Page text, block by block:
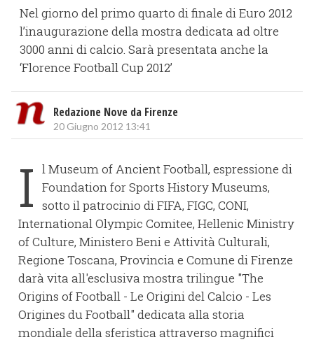
Nel giorno del primo quarto di finale di Euro 2012
l’inaugurazione della mostra dedicata ad oltre
3000 anni di calcio. Sarà presentata anche la
‘Florence Football Cup 2012’
Redazione Nove da Firenze
20 Giugno 2012 13:41
I l Museum of Ancient Football, espressione di
Foundation for Sports History Museums,
sotto il patrocinio di FIFA, FIGC, CONI,
International Olympic Comitee, Hellenic Ministry
of Culture, Ministero Beni e Attività Culturali,
Regione Toscana, Provincia e Comune di Firenze
darà vita all'esclusiva mostra trilingue "The
Origins of Football - Le Origini del Calcio - Les
Origines du Football" dedicata alla storia
mondiale della sferistica attraverso magnifici